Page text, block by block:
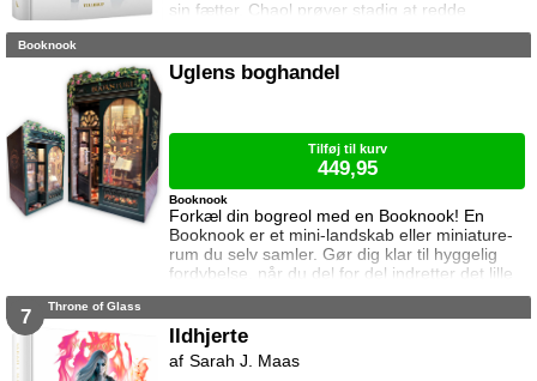
sin fætter. Chaol prøver stadig at redde
Dorian, men det bliver fortsat sværere som
og orker ikke længere at kæmpe imod.
Samtidig står Manon i en svær situation.
Booknook
Uglens boghandel
Forkæl din bogreol med en Booknook! En
Booknook er et mini-landskab eller miniature-
rum du selv samler. Gør dig klar til hyggelig
fordybelse, når du del for del indretter det lille
rum med de fineste detaljer. Med lukkede
og med det indbyggede lys, pynter den også i
mørke. I denne booknook går døren op og i til
uglens charmerende lille boghandel, som med
Booknook
Tilføj til kurv
449,95
7 Throne of Glass
Ildhjerte
Sarah J. Maas